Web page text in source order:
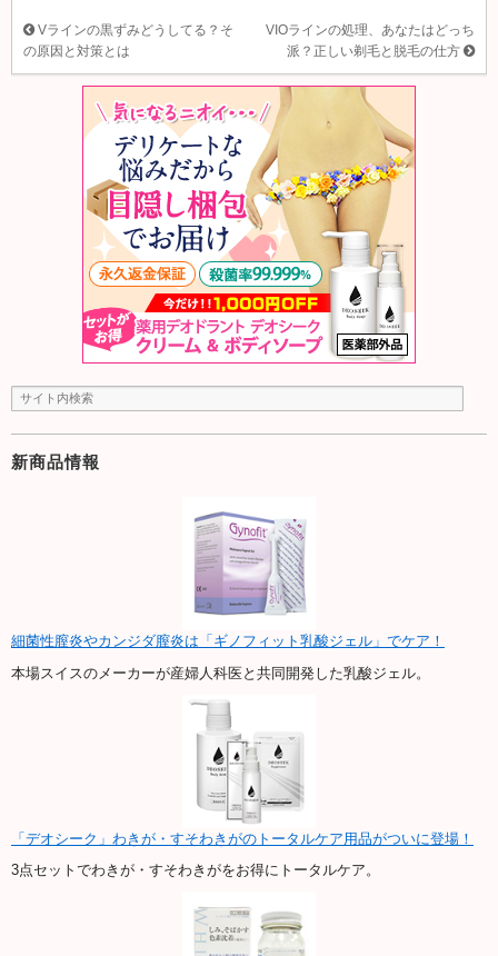
Vラインの黒ずみどうしてる？そ
の原因と対策とは
VIOラインの処理、あなたはどっち
派？正しい剃毛と脱毛の仕方
新商品情報
細菌性膣炎やカンジダ膣炎は「ギノフィット乳酸ジェル」でケア！
本場スイスのメーカーが産婦人科医と共同開発した乳酸ジェル。
「デオシーク」わきが・すそわきがのトータルケア用品がついに登場！
3点セットでわきが・すそわきがをお得にトータルケア。